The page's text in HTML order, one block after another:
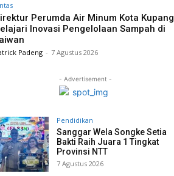
Perumda Air Minum Kota Kupang
Inovasi Pengelolaan Sampah di
Padeng - 7 Agustus 2026
- Advertisement -
Pendidikan
Sanggar Wela Songke Setia
Bakti Raih Juara 1 Tingkat
Provinsi NTT
7 Agustus 2026